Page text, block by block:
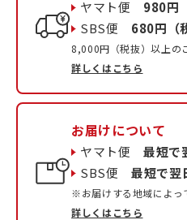
ヤマト便 980円
SBS便 680円（
8,000円（税抜）以上の
詳しくはこちら
お届けについて
ヤマト便最短で
SBS便最短で翌
※お届けする地域によっ
詳しくはこちら